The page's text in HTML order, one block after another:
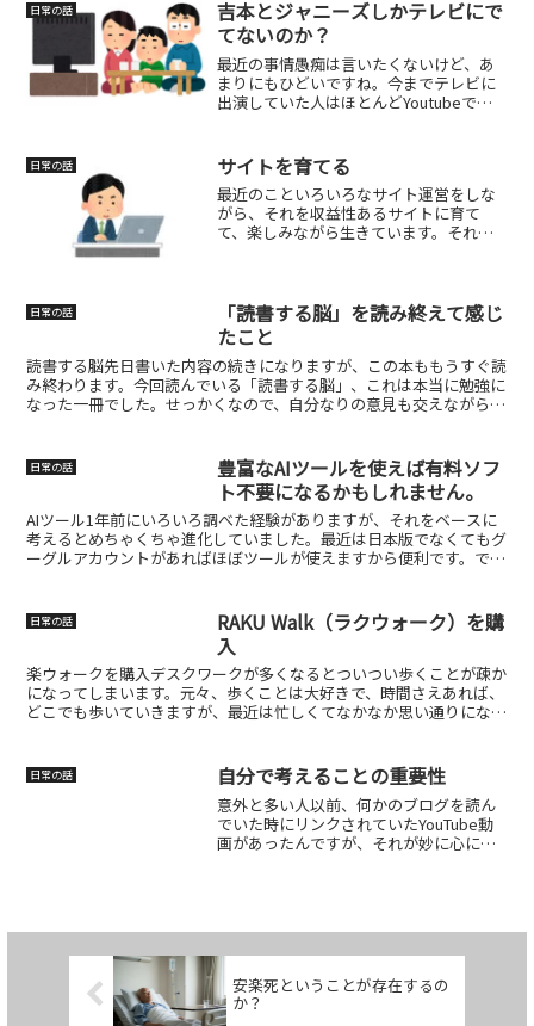
日常の話
吉本とジャニーズしかテレビにで
てないのか？
最近の事情愚痴は言いたくないけど、あ
まりにもひどいですね。今までテレビに
出演していた人はほとんどYoutubeで頑
です。ここ数年は昔のような面白い番組
がなく、どこ...
日常の話 サイトを育てる
最近のこといろいろなサイト運営をしな
がら、それを収益性あるサイトに育て
て、楽しみながら生きています。それが
の支援業務から徐々に離れ、...
日常の話
「読書する脳」を読み終えて感じ
たこと
読書する脳先日書いた内容の続きになりますが、この本ももうすぐ読
み終わります。今回読んでいる「読書する脳」、これは本当に勉強に
なった一冊でした。せっかくなので、自分なりの意見も交えながら少
日常の話
豊富なAIツールを使えば有料ソフ
ト不要になるかもしれません。
AIツール1年前にいろいろ調べた経験がありますが、それをベースに
考えるとめちゃくちゃ進化していました。最近は日本版でなくてもグ
ーグルアカウントがあればほぼツールが使えますから便利です。です
日常の話
RAKU Walk（ラクウォーク）を購
入
楽ウォークを購入デスクワークが多くなるとついつい歩くことが疎か
になってしまいます。元々、歩くことは大好きで、時間さえあれば、
どこでも歩いていきますが、最近は忙しくてなかなか思い通りになり
日常の話 自分で考えることの重要性
意外と多い人以前、何かのブログを読ん
でいた時にリンクされていたYouTube動
画があったんですが、それが妙に心に刺
安楽死ということが存在するの
か？